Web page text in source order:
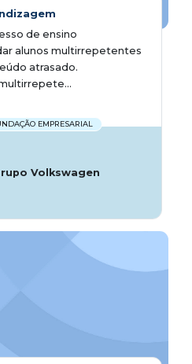
de ensino
alunos multirrepetentes
atrasado.
EMPRESARIAL
Volkswagen